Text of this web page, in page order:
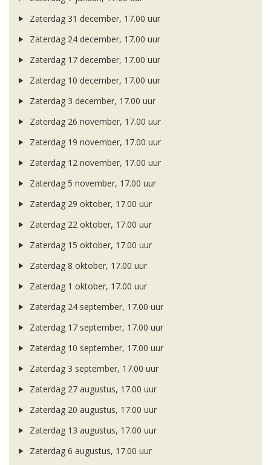
Zaterdag 31 december, 17.00 uur
Zaterdag 24 december, 17.00 uur
Zaterdag 17 december, 17.00 uur
Zaterdag 10 december, 17.00 uur
Zaterdag 3 december, 17.00 uur
Zaterdag 26 november, 17.00 uur
Zaterdag 19 november, 17.00 uur
Zaterdag 12 november, 17.00 uur
Zaterdag 5 november, 17.00 uur
Zaterdag 29 oktober, 17.00 uur
Zaterdag 22 oktober, 17.00 uur
Zaterdag 15 oktober, 17.00 uur
Zaterdag 8 oktober, 17.00 uur
Zaterdag 1 oktober, 17.00 uur
Zaterdag 24 september, 17.00 uur
Zaterdag 17 september, 17.00 uur
Zaterdag 10 september, 17.00 uur
Zaterdag 3 september, 17.00 uur
Zaterdag 27 augustus, 17.00 uur
Zaterdag 20 augustus, 17.00 uur
Zaterdag 13 augustus, 17.00 uur
Zaterdag 6 augustus, 17.00 uur